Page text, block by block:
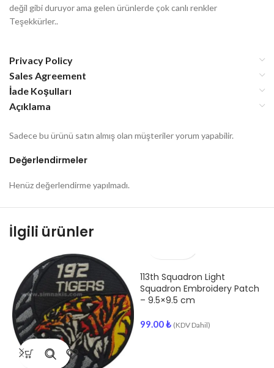
değil gibi duruyor ama gelen ürünlerde çok canlı renkler
Teşekkürler..
Privacy Policy
Sales Agreement
İade Koşulları
Açıklama
Değerlendirmeler
Henüz değerlendirme yapılmadı.
Sadece bu ürünü satın almış olan müşteriler yorum yapabilir.
İlgili ürünler
113th Squadron Light
Squadron Embroidery Patch
– 9.5×9.5 cm
99.00₺ (KDV Dahil)